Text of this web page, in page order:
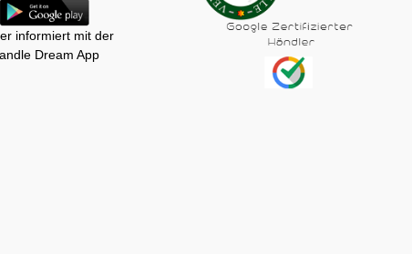
informiert mit der
Dream App